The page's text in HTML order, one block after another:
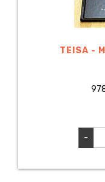
TEISA -
-